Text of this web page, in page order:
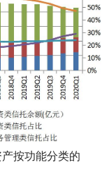
按功能分类的